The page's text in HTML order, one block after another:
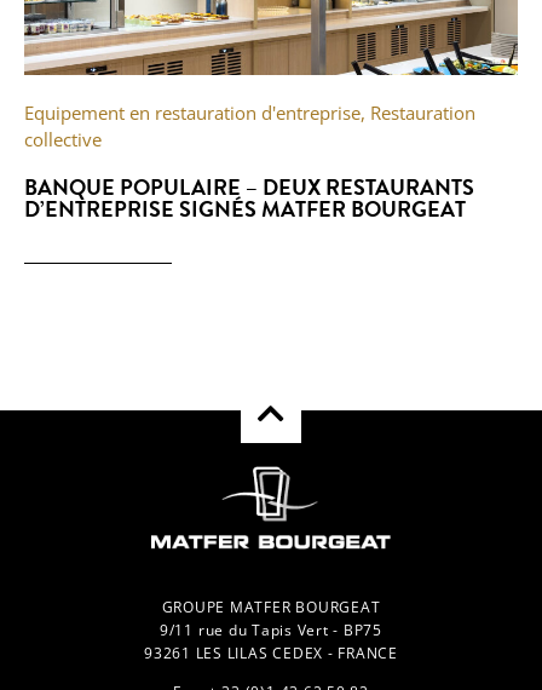
Equipement en restauration d'entreprise, Restauration
collective
BANQUE POPULAIRE – DEUX RESTAURANTS
D’ENTREPRISE SIGNÉS MATFER BOURGEAT
GROUPE MATFER BOURGEAT
9/11 rue du Tapis Vert - BP75
93261 LES LILAS CEDEX - FRANCE